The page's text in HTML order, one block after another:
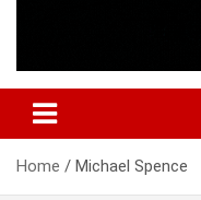
Home Michael Spence